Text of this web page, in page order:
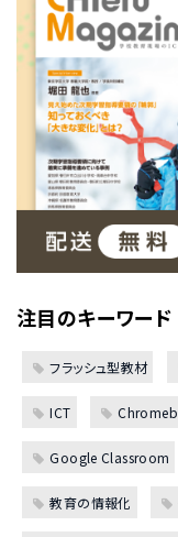
注目のキーワード
フラッシュ型教材
ICT
Google Classroom
教育の情報化